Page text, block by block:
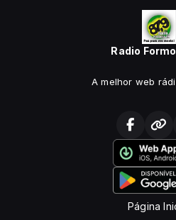
Radio
A melhor web
Página